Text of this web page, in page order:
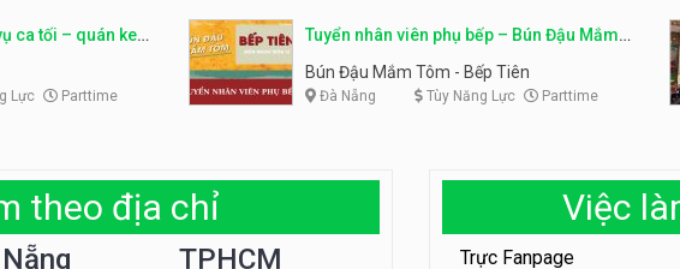
ca tối – quán kem
Lực Parttime
Tuyển nhân viên phụ bếp – Bún Đậu Mắm
Tôm – Bếp Tiên
Bún Đậu Mắm Tôm - Bếp Tiên
Đà Nẵng Tùy Năng Lực Parttime
theo địa chỉ
TPHCM
Việc
Trực Fanpage